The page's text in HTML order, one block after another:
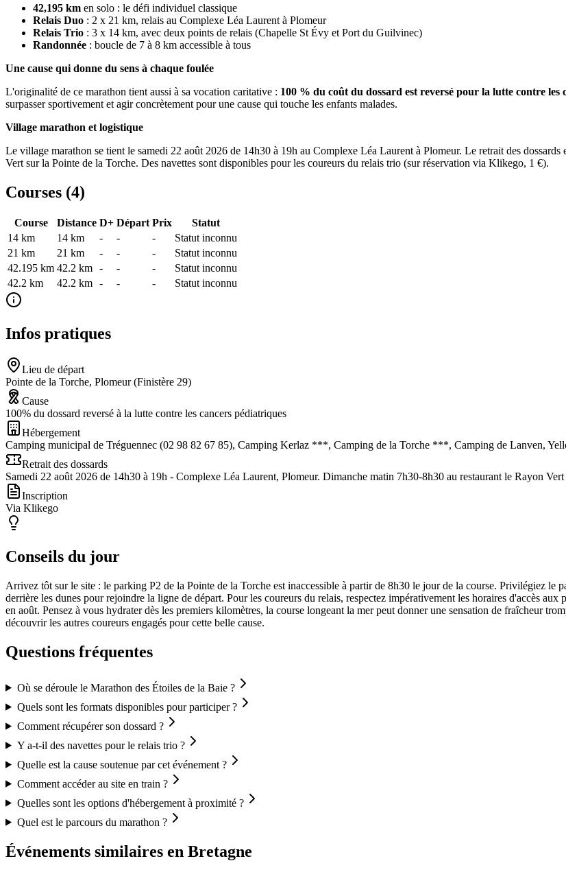
42,195 km en solo : le défi individuel classique
Relais Duo : 2 x 21 km, relais au Complexe Léa Laurent à Plomeur
Relais Trio : 3 x 14 km, avec deux points de relais (Chapelle St Évy et Port du Guilvinec)
Randonnée : boucle de 7 à 8 km accessible à tous
Une cause qui donne du sens à chaque foulée
L'originalité de ce marathon tient aussi à sa vocation caritative : 100 % du coût du dossard est reversé pour la lutte contre les
surpasser sportivement et agir concrètement pour une cause qui touche les enfants malades.
Village marathon et logistique
Le village marathon se tient le samedi 22 août 2026 de 14h30 à 19h au Complexe Léa Laurent à Plomeur. Le retrait des
Vert sur la Pointe de la Torche. Des navettes sont disponibles pour les coureurs du relais trio (sur réservation via Klikego, 1 €).
Courses (4)
Course Distance D+ Départ Prix
Statut
14 km
14 km - - -
Statut inconnu
21 km
21 km - - -
Statut inconnu
42.195 km 42.2 km - - -
Statut inconnu
42.2 km
42.2 km - - - Statut inconnu
Infos pratiques
Lieu de départ
Pointe de la Torche, Plomeur (Finistère 29)
Cause
100% du dossard reversé à la lutte contre les cancers pédiatriques
Hébergement
Camping municipal de Tréguennec (02 98 82 67 85), Camping Kerlaz ***, Camping de la Torche ***, Camping de Lanven,
Retrait des dossards
Samedi 22 août 2026 de 14h30 à 19h - Complexe Léa Laurent, Plomeur. Dimanche matin 7h30-8h30 au restaurant le Rayon
Inscription
Via Klikego
Conseils du jour
Arrivez tôt sur le site : le parking P2 de la Pointe de la Torche est inaccessible à partir de 8h30 le jour de la course. Privilégiez le
derrière les dunes pour rejoindre la ligne de départ. Pour les coureurs du relais, respectez impérativement les horaires d'accès
en août. Pensez à vous hydrater dès les premiers kilomètres, la course longeant la mer peut donner une sensation de fraîcheur
découvrir les autres coureurs engagés pour cette belle cause.
Questions fréquentes
Où se déroule le Marathon des Étoiles de la Baie ?
Quels sont les formats disponibles pour participer ?
Comment récupérer son dossard ?
Y a-t-il des navettes pour le relais trio ?
Quelle est la cause soutenue par cet événement ?
Comment accéder au site en train ?
Quelles sont les options d'hébergement à proximité ?
Quel est le parcours du marathon ?
Événements similaires en Bretagne